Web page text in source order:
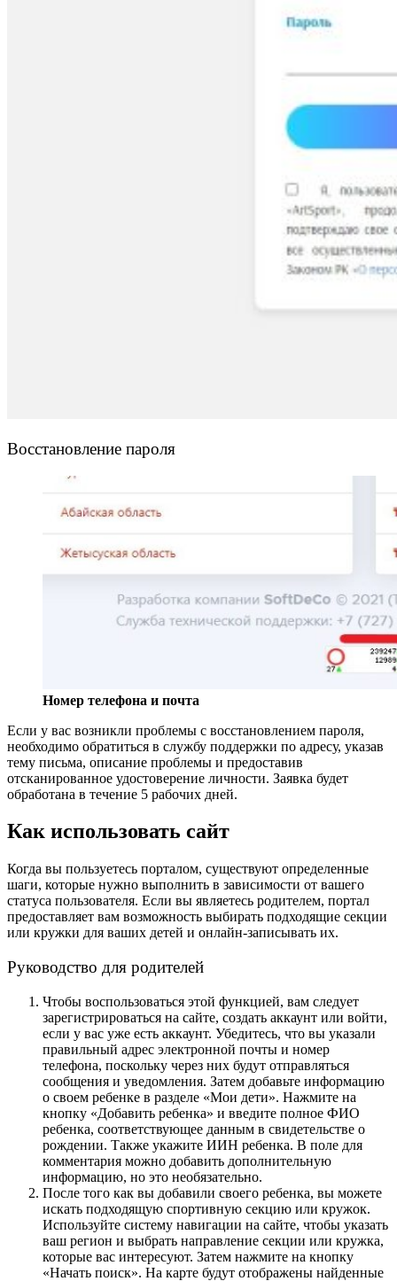
Восстановление пароля
Номер телефона и почта
Если у вас возникли проблемы с восстановлением пароля,
необходимо обратиться в службу поддержки по адресу, указав
тему письма, описание проблемы и предоставив
отсканированное удостоверение личности. Заявка будет
обработана в течение 5 рабочих дней.
Как использовать сайт
Когда вы пользуетесь порталом, существуют определенные
шаги, которые нужно выполнить в зависимости от вашего
статуса пользователя. Если вы являетесь родителем, портал
предоставляет вам возможность выбирать подходящие секции
или кружки для ваших детей и онлайн-записывать их.
Руководство для родителей
Чтобы воспользоваться этой функцией, вам следует
зарегистрироваться на сайте, создать аккаунт или войти,
если у вас уже есть аккаунт. Убедитесь, что вы указали
правильный адрес электронной почты и номер
телефона, поскольку через них будут отправляться
сообщения и уведомления. Затем добавьте информацию
о своем ребенке в разделе «Мои дети». Нажмите на
кнопку «Добавить ребенка» и введите полное ФИО
ребенка, соответствующее данным в свидетельстве о
рождении. Также укажите ИИН ребенка. В поле для
комментария можно добавить дополнительную
информацию, но это необязательно.
После того как вы добавили своего ребенка, вы можете
искать подходящую спортивную секцию или кружок.
Используйте систему навигации на сайте, чтобы указать
ваш регион и выбрать направление секции или кружка,
которые вас интересуют. Затем нажмите на кнопку
«Начать поиск». На карте будут отображены найденные